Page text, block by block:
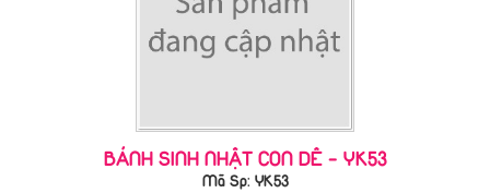
BÁNH SINH NHẬT CON DÊ - YK53
Mã Sp: YK53